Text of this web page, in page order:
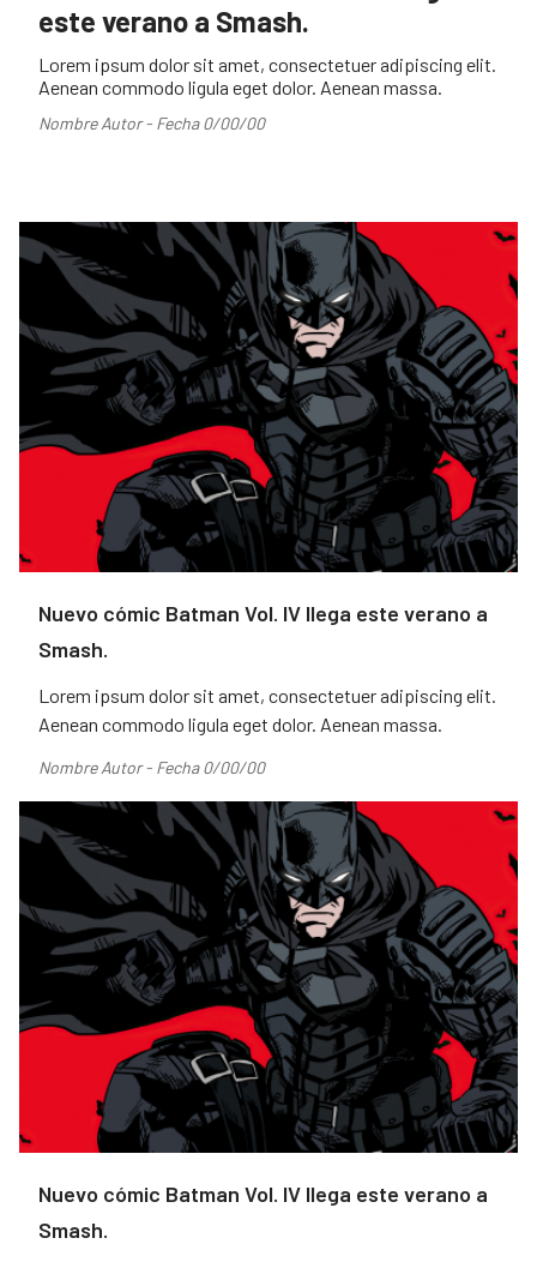
este verano a Smash.
Lorem ipsum dolor sit amet, consectetuer adipiscing elit.
Aenean commodo ligula eget dolor. Aenean massa.
Nombre Autor - Fecha 0/00/00
Nuevo cómic Batman Vol. IV llega este verano a
Smash.
Lorem ipsum dolor sit amet, consectetuer adipiscing elit.
Aenean commodo ligula eget dolor. Aenean massa.
Nombre Autor - Fecha 0/00/00
Nuevo cómic Batman Vol. IV llega este verano a
Smash.